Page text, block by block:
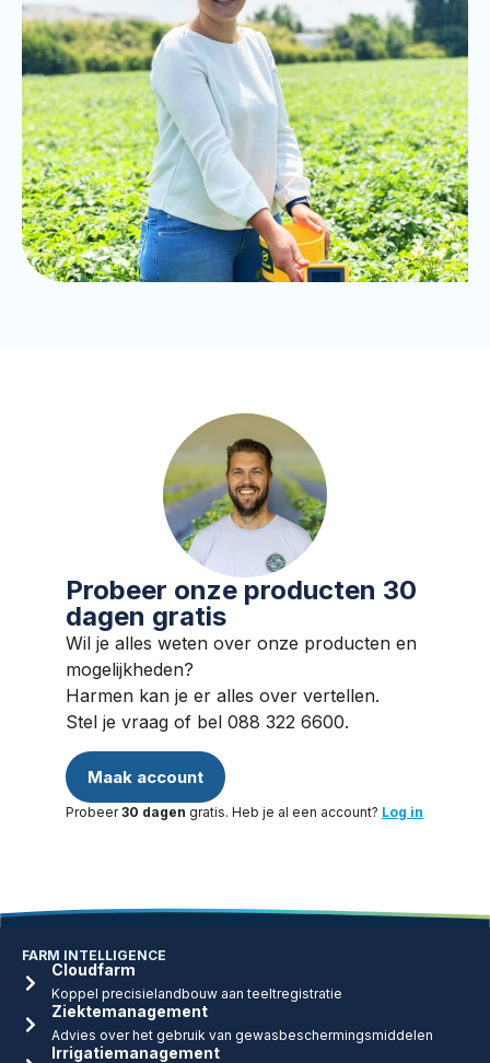
Probeer onze producten 30
dagen gratis
Wil je alles weten over onze producten en
mogelijkheden?
Harmen kan je er alles over vertellen.
Stel je vraag of bel 088 322 6600.
Maak account
Probeer30 dagen gratis. Heb je al een account? Log in
FARM INTELLIGENCE
Cloudfarm
Koppel precisielandbouw aan teeltregistratie
Ziektemanagement
Advies over het gebruik van gewasbeschermingsmiddelen
Irrigatiemanagement